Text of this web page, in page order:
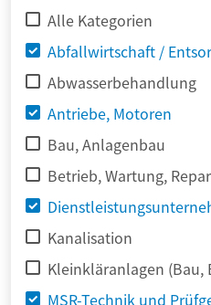
Alle Kategorien
Abfallwirtschaft /
Abwasserbehandlung
Antriebe, Motoren
Bau, Anlagenbau
Betrieb, Wartung,
Kanalisation
Kleinkläranlagen (Bau,
MSR-Technik und